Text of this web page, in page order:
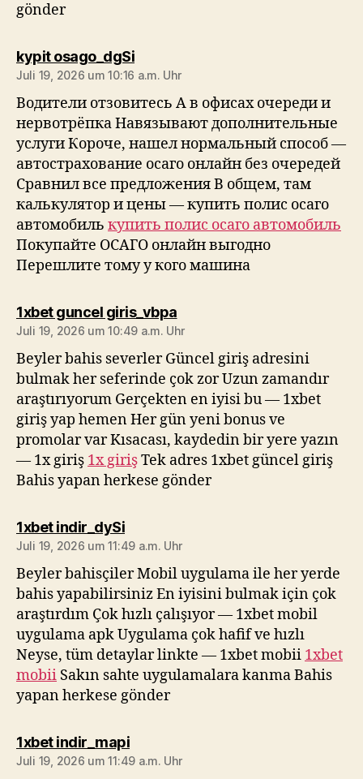
gönder
kypit osago_dgSisagt:
Juli 19, 2026 um 10:16 a.m. Uhr
Водители отзовитесь А в офисах очереди и
нервотрёпка Навязывают дополнительные
услуги Короче, нашел нормальный способ —
автострахование осаго онлайн без очередей
Сравнил все предложения В общем, там
калькулятор и цены — купить полис осаго
автомобиль купить полис осаго автомобиль
Покупайте ОСАГО онлайн выгодно
Перешлите тому у кого машина
1xbet guncel giris_vbpasagt:
Juli 19, 2026 um 10:49 a.m. Uhr
Beyler bahis severler Güncel giriş adresini
bulmak her seferinde çok zor Uzun zamandır
araştırıyorum Gerçekten en iyisi bu — 1xbet
giriş yap hemen Her gün yeni bonus ve
promolar var Kısacası, kaydedin bir yere yazın
— 1x giriş 1x girişTek adres 1xbet güncel giriş
Bahis yapan herkese gönder
1xbet indir_dySisagt:
Juli 19, 2026 um 11:49 a.m. Uhr
Beyler bahisçiler Mobil uygulama ile her yerde
bahis yapabilirsiniz En iyisini bulmak için çok
araştırdım Çok hızlı çalışıyor — 1xbet mobil
uygulama apk Uygulama çok hafif ve hızlı
Neyse, tüm detaylar linkte — 1xbet mobii 1xbet
mobii Sakın sahte uygulamalara kanma Bahis
yapan herkese gönder
1xbet indir_mapisagt:
Juli 19, 2026 um 11:49 a.m. Uhr